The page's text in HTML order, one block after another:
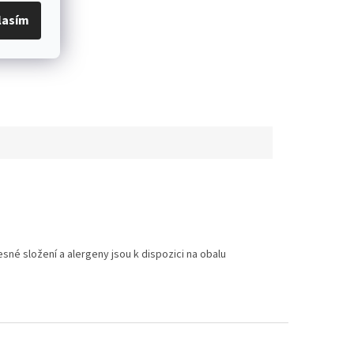
složení a alergeny jsou k dispozici na obalu